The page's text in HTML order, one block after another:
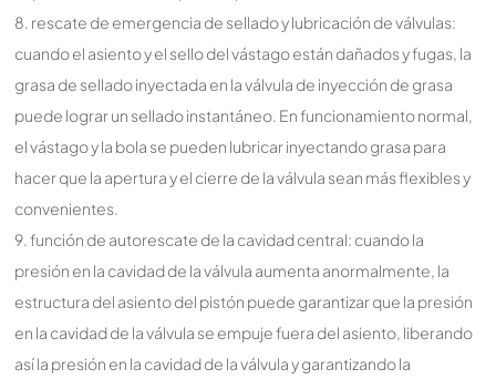
8. rescate de emergencia de sellado y lubricación de válvulas:
cuando el asiento y el sello del vástago están dañados y fugas, la
grasa de sellado inyectada en la válvula de inyección de grasa
puede lograr un sellado instantáneo. En funcionamiento normal,
el vástago y la bola se pueden lubricar inyectando grasa para
hacer que la apertura y el cierre de la válvula sean más flexibles y
convenientes.
9. función de autorescate de la cavidad central: cuando la
presión en la cavidad de la válvula aumenta anormalmente, la
estructura del asiento del pistón puede garantizar que la presión
en la cavidad de la válvula se empuje fuera del asiento, liberando
así la presión en la cavidad de la válvula y garantizando la